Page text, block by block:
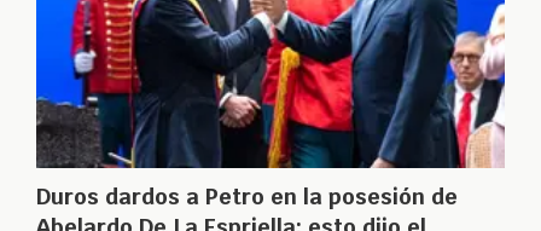
Duros dardos a Petro en la posesión de